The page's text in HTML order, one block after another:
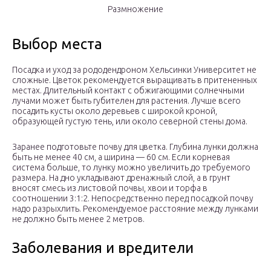
Размножение
Выбор места
Посадка и уход за рододендроном Хельсинки Университет не
сложные. Цветок рекомендуется выращивать в притененных
местах. Длительный контакт с обжигающими солнечными
лучами может быть губителен для растения. Лучше всего
посадить кусты около деревьев с широкой кроной,
образующей густую тень, или около северной стены дома.
Заранее подготовьте почву для цветка. Глубина лунки должна
быть не менее 40 см, а ширина — 60 см. Если корневая
система больше, то лунку можно увеличить до требуемого
размера. На дно укладывают дренажный слой, а в грунт
вносят смесь из листовой почвы, хвои и торфа в
соотношении 3:1:2. Непосредственно перед посадкой почву
надо разрыхлить. Рекомендуемое расстояние между лунками
не должно быть менее 2 метров.
Заболевания и вредители